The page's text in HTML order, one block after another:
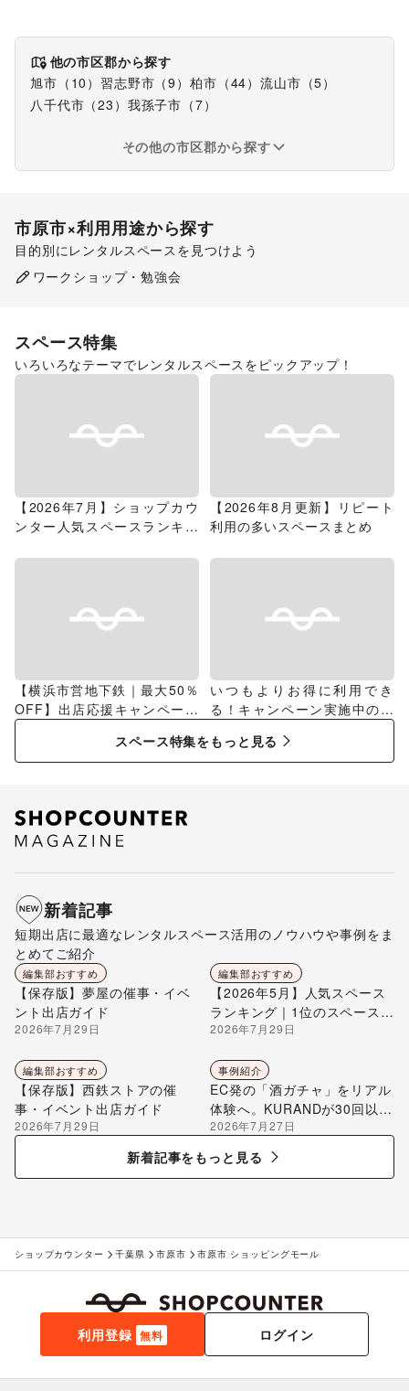
他の市区郡から探す
旭市 （ 10 ） 習志野市 （9 ） 柏市 （44）流山市 （5）
八千代市 （23 ） 我孫子市 （7）
その他の市区郡から探す
市原市×利用用途から探す
目的別にレンタルスペースを見つけよう
ポップアップストア
食品販売
ワークショップ・勉強会
スペース特集
いろいろなテーマでレンタルスペースをピックアップ！
【2026年7月】ショップカウ
ンター人気スペースランキン
【2026年8月更新】リピート
利用の多いスペースまとめ
【横浜市営地下鉄｜最大50％
OFF】出店応援キャンペーン
特集
いつもよりお得に利用でき
る！キャンペーン実施中のス
スペース特集をもっと見る
新着記事
短期出店に最適なレンタルスペース活用のノウハウや事例をま
とめてご紹介
編集部おすすめ
【保存版】夢屋の催事・イベ
ント出店ガイド
2026年7月29日
編集部おすすめ
【2026年5月】人気スペース
ランキング｜1位のスペースを
編集部が解説
2026年7月29日
編集部おすすめ
【保存版】西鉄ストアの催
事・イベント出店ガイド
2026年7月29日
事例紹介
EC発の「酒ガチャ」をリアル
体験へ。KURANDが30回以上
のポップアップ出店で届け
る“新しいお酒との出会い”
2026年7月27日
新着記事をもっと見る
ショップカウンター 千葉県 市原市 市原市 ショッピングモール
利用登録 無料 ログイン